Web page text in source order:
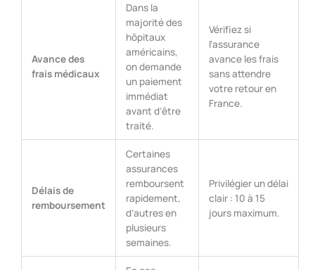
Avance des
frais médicaux
Dans la
majorité des
hôpitaux
américains,
on demande
un paiement
immédiat
avant d’être
traité.
Vérifiez si
l’assurance
avance les frais
sans attendre
votre retour en
France.
Délais de
remboursement
Certaines
assurances
remboursent
rapidement,
d’autres en
plusieurs
semaines.
Privilégier un délai
clair : 10 à 15
jours maximum.